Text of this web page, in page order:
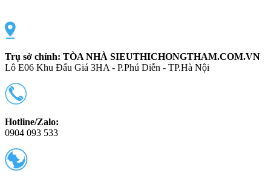
Trụ sở chính: TÒA NHÀ SIEUTHICHONGTHAM.COM.VN
Lô E06 Khu Đấu Giá 3HA - P.Phú Diễn - TP.Hà Nội
Hotline/Zalo:
0904 093 533